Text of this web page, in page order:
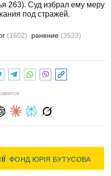
263). Суд избрал ему меру
под стражей.
(1602) ранение (3533)